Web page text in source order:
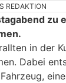
REDAKTION
zu
in der
Dabei